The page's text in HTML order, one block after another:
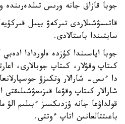
جوبا قازاق جانە ورىس تىلدەرىندە
قاتىسۋشىلاردى تىركەۋ بيىل
سايتىندا باستالادى.
جوبا اياسىندا كۇزدە ەلوردادا
كىتاپ وقۋلار، كىتاپ جوبالارى،
دا ءىس- شارالار وتكىزۋ
شارالار كىتاپ وقۋعا قىزىعۋشىلىقتى
قولداۋعا جانە ۇزدىكسىز ءبىلىم الۋ
باعىتتالعانىن اتاپ ءوتتى.